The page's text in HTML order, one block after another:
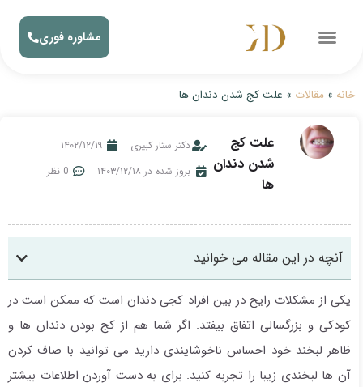
مشاوره فوری
خانه » مقالات » علت کج شدن دندان ها
علت کج
شدن دندان
ها
دکتر ستار کبیری
۱۴۰۲/۱۲/۱۹
بروز شده در ۱۴۰۳/۱۲/۱۸
0 نظر
آنچه در این مقاله می خوانید
یکی از مشکلات رایج در بین افراد کجی دندان است که ممکن است در
کودکی و بزرگسالی اتفاق بیفتد. اگر شما هم از کج بودن دندان ها و
ظاهر لبخند خود احساس ناخوشایندی دارید می توانید با صاف کردن
آن ها لبخندی زیبا را تجربه کنید. برای به دست آوردن اطلاعات بیشتر